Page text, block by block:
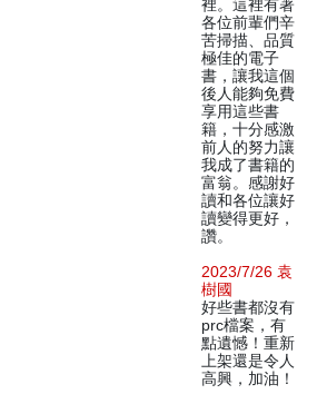
裡。這裡有著
各位前輩們辛
苦掃描、品質
極佳的電子
書，讓我這個
後人能夠免費
享用這些書
籍，十分感激
前人的努力讓
我成了書籍的
富翁。感謝好
讀和各位讓好
讀變得更好，
讚。
2023/7/26 袁
樹國
好些書都沒有
prc檔案，有
點遺憾！重新
上架還是令人
高興，加油！